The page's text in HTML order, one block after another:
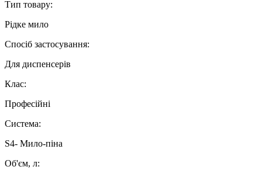
Тип товару:
Рідке мило
Спосіб застосування:
Для диспенсерів
Клас:
Професійні
Система:
S4- Мило-піна
Об'єм, л: